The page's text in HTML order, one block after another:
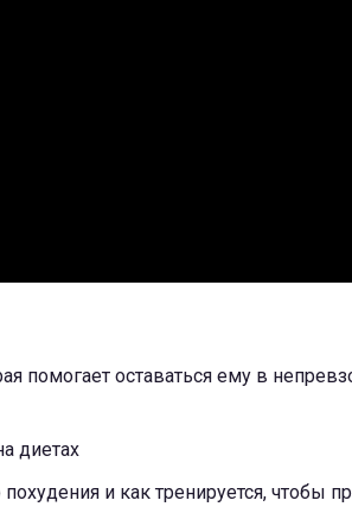
помогает оставаться ему в
диетах
и как тренируется, чтобы